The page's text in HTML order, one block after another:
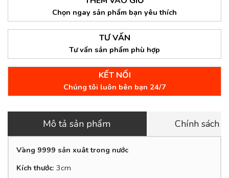
Chọn ngay sản phẩm bạn yêu thích
TƯ VẤN
Tư vấn sản phẩm phù hợp
KẾT NỐI
Chúng tôi luôn bên bạn 24/7
Mô tả sản phẩm Chính sách
Vàng 9999 sản xuât trong nước
Kích thước: 3cm